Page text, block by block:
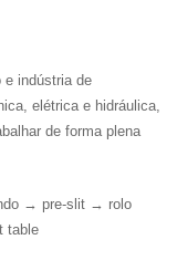
e indústria de
elétrica e hidráulica,
de forma plena
→ pre-slit → rolo
table